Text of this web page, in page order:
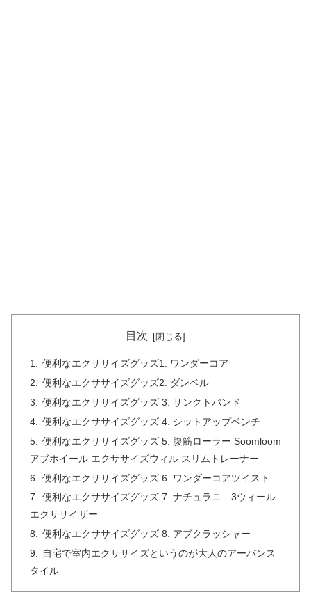
目次
便利なエクササイズグッズ1. ワンダーコア
便利なエクササイズグッズ2. ダンベル
便利なエクササイズグッズ 3. サンクトバンド
便利なエクササイズグッズ 4. シットアップベンチ
便利なエクササイズグッズ 5. 腹筋ローラー Soomloom
アブホイール エクササイズウィル スリムトレーナー
便利なエクササイズグッズ 6. ワンダーコアツイスト
便利なエクササイズグッズ 7. ナチュラニ 3ウィール
エクササイザー
便利なエクササイズグッズ 8. アブクラッシャー
自宅で室内エクササイズというのが大人のアーバンス
タイル